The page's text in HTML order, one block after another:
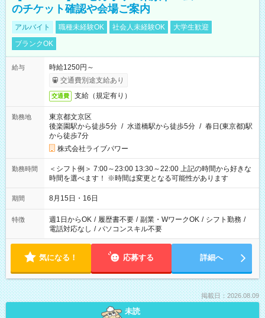
のチケット確認や会場ご案内
アルバイト 職種未経験OK 社会人未経験OK
大学生歓迎
ブランクOK
給与
時給1250円～
交通費別途支給あり
交通費 支給（規定有り）
勤務地
東京都文京区
後楽園駅から徒歩5分 / 水道橋駅から徒歩5分 / 春日(東京都)駅
から徒歩7分
株式会社ライブパワー
勤務時間
＜シフト例＞ 7:00～23:00 13:30～22:00 上記の時間から好きな
時間を選べます！ ※時間は変更となる可能性があります
期間 8月15日・16日
特徴 週1日からOK / 履歴書不要 / 副業・WワークOK / シフト勤務 /
電話対応なし / パソコンスキル不要
気になる！ 応募する 詳細へ
掲載日：2026.08.09
未読